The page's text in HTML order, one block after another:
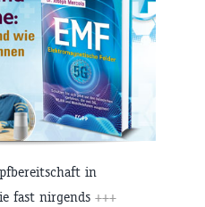
in
fast nirgends +++